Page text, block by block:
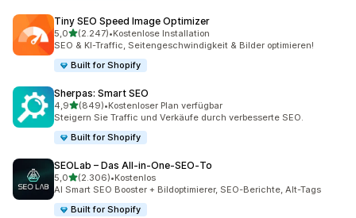
Tiny SEO Speed Image Optimizer
5,0von 5 Sternen
(2.247)
2247 Rezensionen insgesamt
•Kostenlose Installation
SEO & KI-Traffic, Seitengeschwindigkeit & Bilder optimieren!
Built for Shopify
Sherpas: Smart SEO
4,9von 5 Sternen
(849)
849 Rezensionen insgesamt
•Kostenloser Plan verfügbar
Steigern Sie Traffic und Verkäufe durch verbesserte SEO.
Built for Shopify
SEOLab – Das All‑in‑One‑SEO‑To
5,0von 5 Sternen
(2.306)
2306 Rezensionen insgesamt
•Kostenlos
AI Smart SEO Booster + Bildoptimierer, SEO-Berichte, Alt-Tags
Built for Shopify